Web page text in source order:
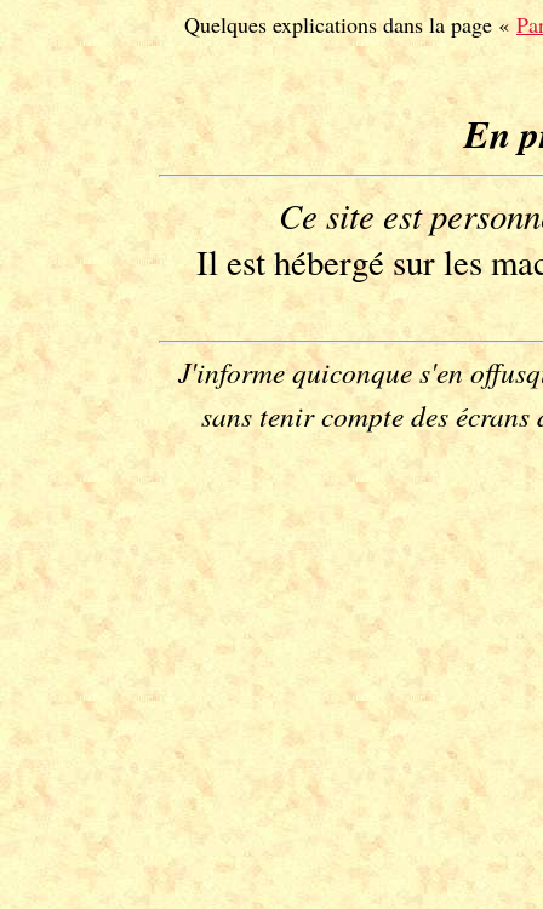
Quelques explications dans la page «
En
Ce site est
Il est hébergé sur les
J'informe quiconque s'en
sans tenir compte des